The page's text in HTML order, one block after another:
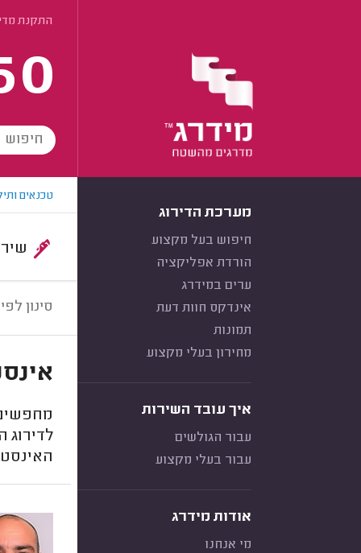
התקנת
מערכת הדירוג
חיפוש בעל מקצוע
הורדת אפליקציה
ערים במידרג
אינדקס חוות דעת
תמונות
מחירון בעלי מקצוע
איך עובד השירות
עבור הגולשים
עבור בעלי מקצוע
אודות מידרג
מי אנחנו
טכנאים
סינון